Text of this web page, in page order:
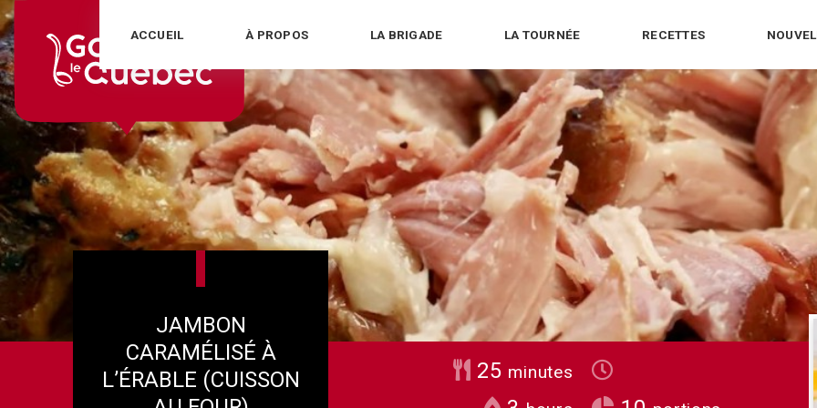
Skip
to
content
ACCUEIL À PROPOS LA BRIGADE LA TOURNÉE RECETTES
JAMBON
CARAMÉLISÉ À
L’ÉRABLE (CUISSON
25minutes
minutes